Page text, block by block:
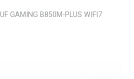
GAMING B850M-PLUS WIFI7